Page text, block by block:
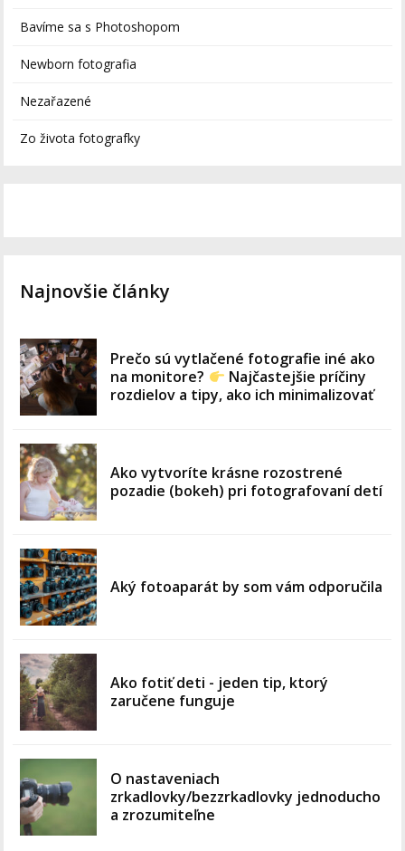
Bavíme sa s Photoshopom
Newborn fotografia
Nezařazené
Zo života fotografky
Najnovšie články
Prečo sú vytlačené fotografie iné ako
na monitore?
Najčastejšie príčiny
rozdielov a tipy, ako ich minimalizovať
Ako vytvoríte krásne rozostrené
pozadie (bokeh) pri fotografovaní detí
Aký fotoaparát by som vám odporučila
Ako fotiť deti - jeden tip, ktorý
zaručene funguje
O nastaveniach
zrkadlovky/bezzrkadlovky jednoducho
a zrozumiteľne